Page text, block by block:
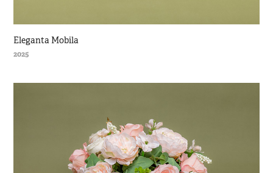
Eleganta Mobila
2025